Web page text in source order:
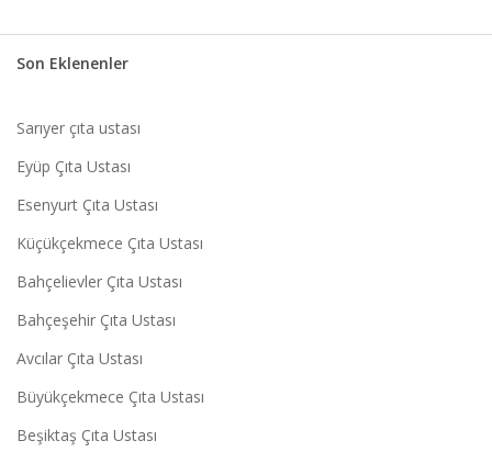
Son Eklenenler
Sarıyer çıta ustası
Eyüp Çıta Ustası
Esenyurt Çıta Ustası
Küçükçekmece Çıta Ustası
Bahçelievler Çıta Ustası
Bahçeşehir Çıta Ustası
Avcılar Çıta Ustası
Büyükçekmece Çıta Ustası
Beşiktaş Çıta Ustası